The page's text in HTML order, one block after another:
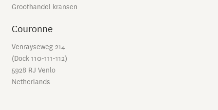
Groothandel kransen
Couronne
Venrayseweg 214
(Dock 110-111-112)
5928 RJ Venlo
Netherlands